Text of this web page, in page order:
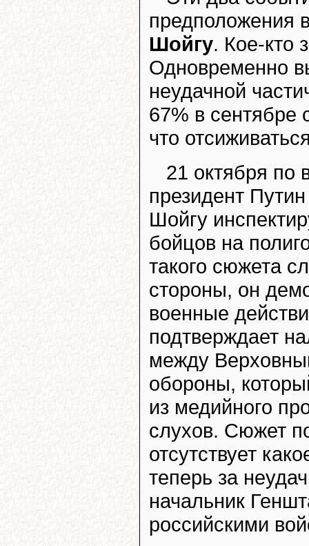
предположения
Шойгу. Кое-кто
Одновременно
неудачной
67% в сентябре
что
21 октября по
президент
Шойгу
бойцов на
такого сюжета
стороны, он
военные
подтверждает
между
обороны,
из медийного
слухов. Сюжет
отсутствует
теперь за
начальник
российскими